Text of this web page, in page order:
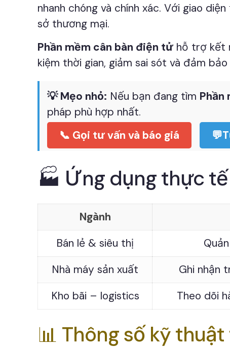
nhanh chóng và chính xác. Với giao
sở thương mại.
Phần mềm cân bàn điện tửhỗ trợ kết
kiệm thời gian, giảm sai sót và đảm
💡 Mẹo nhỏ: Nếu bạn đang tìm Phần
pháp phù hợp nhất.
📞 Gọi tư vấn và báo giá
🏭 Ứng dụng thực
Ngành
Bán lẻ & siêu thị
Nhà máy sản xuất
Ghi nhận
Kho bãi – logistics
Theo dõi
📊 Thông số kỹ